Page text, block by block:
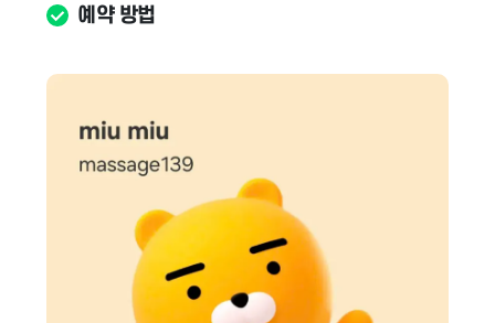
예약 방법